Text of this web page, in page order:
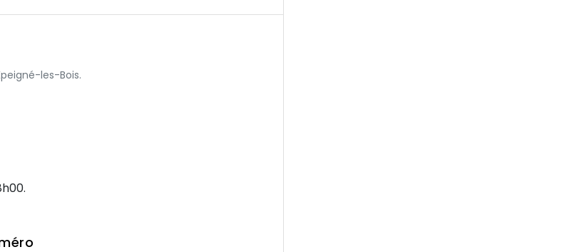
les-Bois.